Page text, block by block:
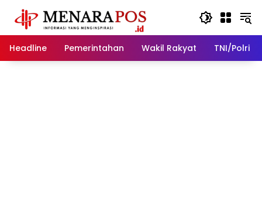
konten
Headline
Pemerintahan Wakil Rakyat TNI/Polri